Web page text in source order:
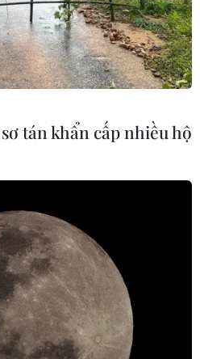
MỤC
xây dựng
doanh thu
học sinh
tán khẩn cấp nhiều hộ